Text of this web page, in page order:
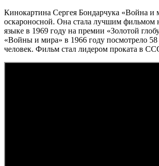
Кинокартина Сергея Бондарчука «Война и
оскароносной. Она стала лучшим фильмом
языке в 1969 году на премии «Золотой
«Войны и мира» в 1966 году посмотрело
человек. Фильм стал лидером проката в